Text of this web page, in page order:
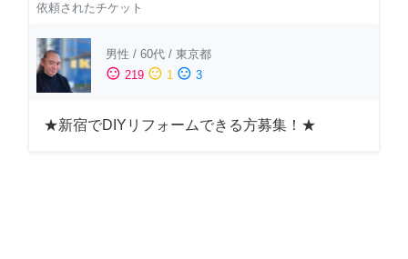
依頼されたチケット
男性 / 60代 / 東京都
sentiment_satisfied 219 sentiment_neutral 1 sentiment_dissatisfied 3
★新宿でDIYリフォームできる方募集！★